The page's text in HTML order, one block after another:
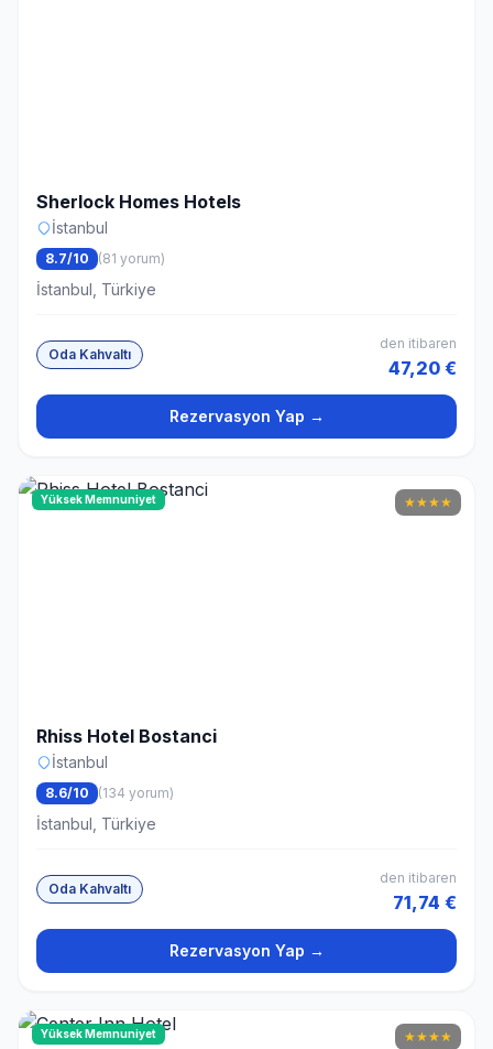
Sherlock Homes Hotels
İstanbul
8.7/10 (81 yorum)
İstanbul, Türkiye
Oda Kahvaltı
den itibaren
47,20 €
Rezervasyon Yap →
Yüksek Memnuniyet ★★★★
Rhiss Hotel Bostanci
İstanbul
8.6/10 (134 yorum)
İstanbul, Türkiye
Oda Kahvaltı
den itibaren
71,74 €
Rezervasyon Yap →
Yüksek Memnuniyet ★★★★